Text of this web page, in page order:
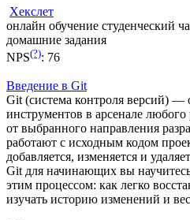
Хекслет
онлайн обучение студенческий
домашние задания
NPS(?): 76
Введение в Git
Git (система контроля версий) —
инструментов в арсенале
от выбранного направления
работают с исходным кодом
добавляется, изменяется и
Git для начинающих вы
этим процессом: как легко
изучать историю изменений и